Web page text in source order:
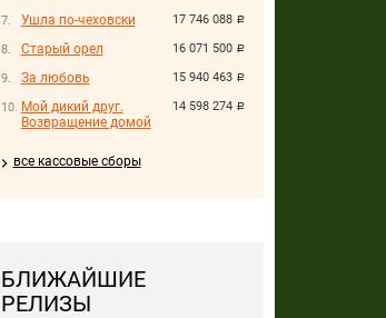
17 746 088 руб.
Ушла по-чеховски
16 071 500 руб.
Старый орел
15 940 463 руб.
За любовь
14 598 274 руб.
Мой дикий друг.
Возвращение домой
все кассовые сборы
БЛИЖАЙШИЕ
РЕЛИЗЫ